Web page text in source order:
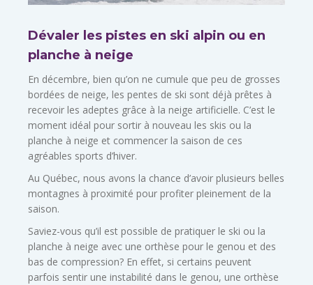
Dévaler les pistes en ski alpin ou en
planche à neige
En décembre, bien qu’on ne cumule que peu de grosses
bordées de neige, les pentes de ski sont déjà prêtes à
recevoir les adeptes grâce à la neige artificielle. C’est le
moment idéal pour sortir à nouveau les skis ou la
planche à neige et commencer la saison de ces
agréables sports d’hiver.
Au Québec, nous avons la chance d’avoir plusieurs belles
montagnes à proximité pour profiter pleinement de la
saison.
Saviez-vous qu’il est possible de pratiquer le ski ou la
planche à neige avec une orthèse pour le genou et des
bas de compression? En effet, si certains peuvent
parfois sentir une instabilité dans le genou, une orthèse